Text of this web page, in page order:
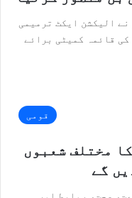
الیکشن ایکٹ ترمیمی
قائمہ کمیٹی برائے
قومی
مختلف شعبوں
گے
صحت، روابط اور